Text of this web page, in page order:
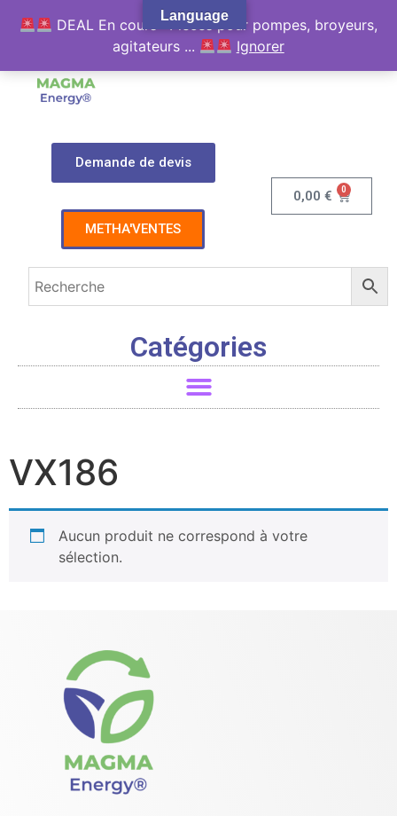
Demande de devis
METHA'VENTES
0,00€ 0
Catégories
VX186
Aucun produit ne correspond à votre
sélection.
Language
DEAL En cours : Pièces pour pompes, broyeurs,
agitateurs ...
Ignorer